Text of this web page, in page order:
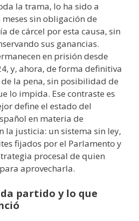
la trama, lo ha sido a
sin obligación de
de cárcel por esta causa, sin
sus ganancias.
en prisión desde
y, ahora, de forma definitiva
la pena, sin posibilidad de
lo impida. Ese contraste es
define el estado del
en materia de
la justicia: un sistema sin ley,
fijados por el Parlamento y
procesal de quien
aprovecharla.
partido y lo que